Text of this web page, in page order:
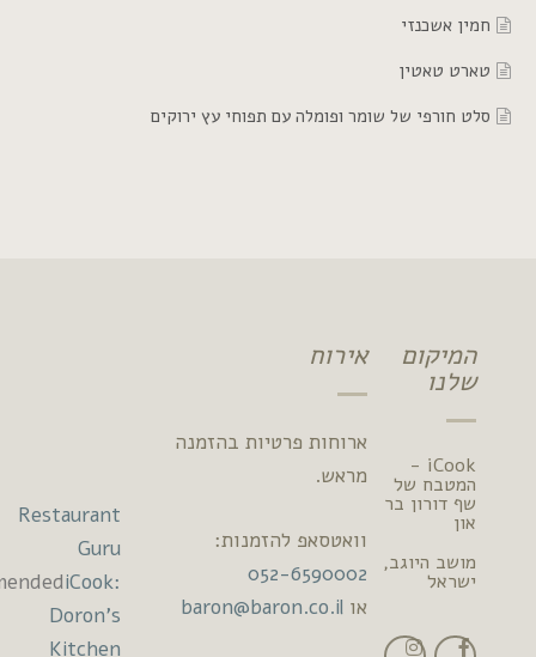
של שומר ופומלה עם תפוחי עץ ירוקים
אירוח
ארוחות פרטיות בהזמנה
מראש.
וואטסאפ להזמנות:
052-6590002
baron@baron.co.il
Guru
2022Recommended
Doron's